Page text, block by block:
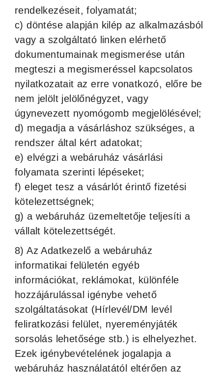
rendelkezéseit, folyamatát;
c) döntése alapján kilép az alkalmazásból
vagy a szolgáltató linken elérhető
dokumentumainak megismerése után
megteszi a megismeréssel kapcsolatos
nyilatkozatait az erre vonatkozó, előre be
nem jelölt jelölőnégyzet, vagy
úgynevezett nyomógomb megjelölésével;
d) megadja a vásárláshoz szükséges, a
rendszer által kért adatokat;
e) elvégzi a webáruház vásárlási
folyamata szerinti lépéseket;
f) eleget tesz a vásárlót érintő fizetési
kötelezettségnek;
g) a webáruház üzemeltetője teljesíti a
vállalt kötelezettségét.
8) Az Adatkezelő a webáruház
informatikai felületén egyéb
információkat, reklámokat, különféle
hozzájárulással igénybe vehető
szolgáltatásokat (Hírlevél/DM levél
feliratkozási felület, nyereményjáték
sorsolás lehetősége stb.) is elhelyezhet.
Ezek igénybevételének jogalapja a
webáruház használatától eltérően az